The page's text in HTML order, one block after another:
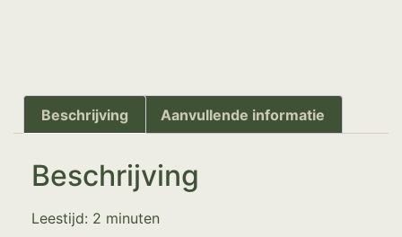
Beschrijving Aanvullende informatie
Beschrijving
Leestijd: 2 minuten